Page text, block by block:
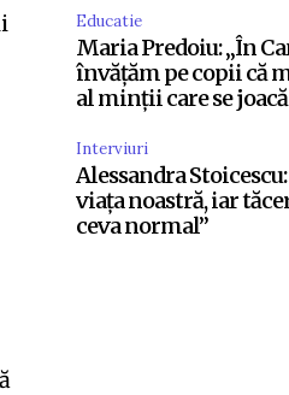
Educatie
Maria Predoiu: „În
învățăm pe copii că
al minții care se
Interviuri
Alessandra
viața noastră, iar
ceva normal”